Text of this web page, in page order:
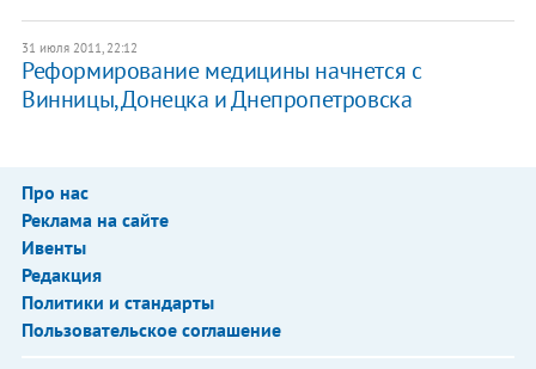
31 июля 2011, 22:12
Реформирование медицины начнется с
Винницы, Донецка и Днепропетровска
Про нас
Реклама на сайте
Ивенты
Редакция
Политики и стандарты
Пользовательское соглашение